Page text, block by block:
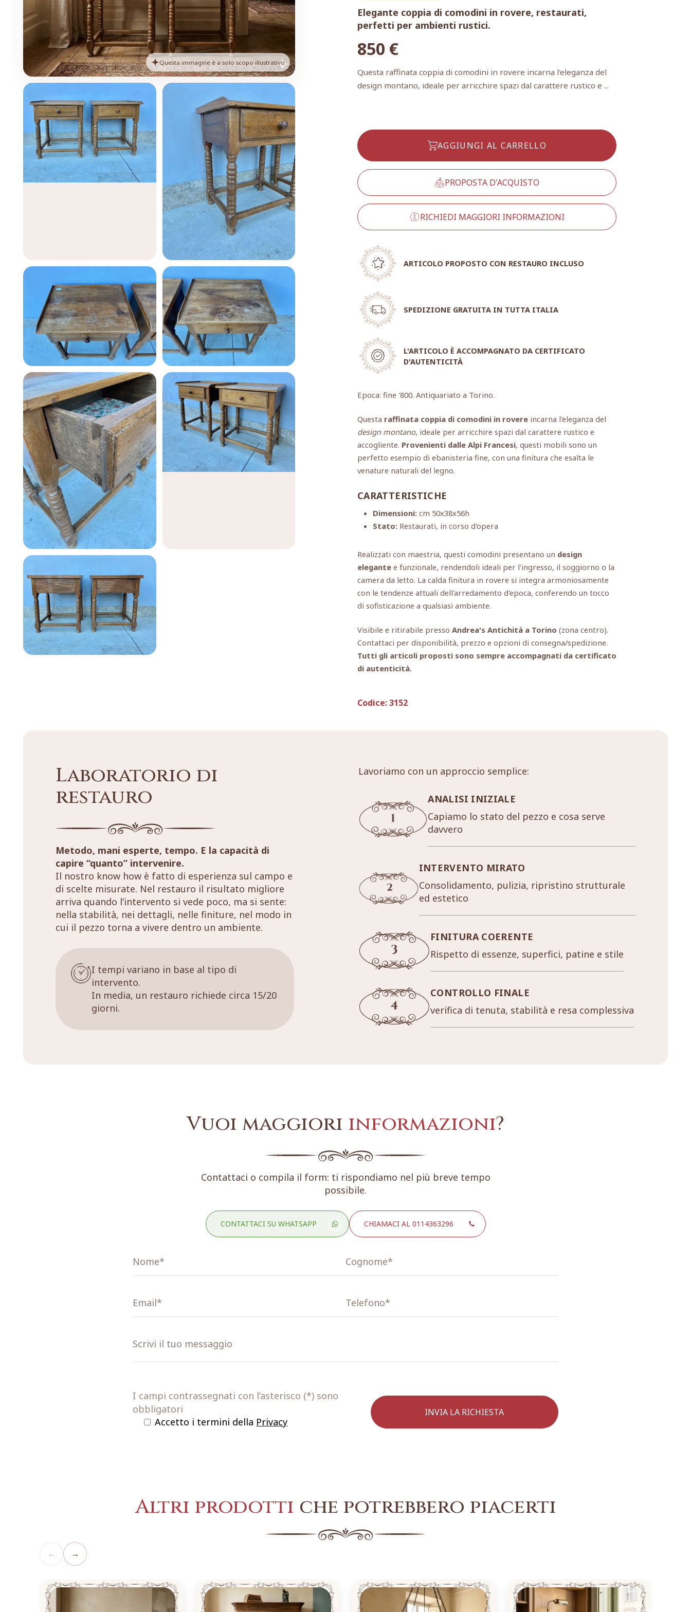
Questa immagine è a solo scopo illustrativo
Elegante coppia di comodini in rovere, restaurati,
perfetti per ambienti rustici.
850 €
Questa raffinata coppia di comodini in rovere incarna l'eleganza del
design montano, ideale per arricchire spazi dal carattere rustico e ...
AGGIUNGI AL CARRELLO
PROPOSTA D'ACQUISTO
RICHIEDI MAGGIORI INFORMAZIONI
ARTICOLO PROPOSTO CON RESTAURO INCLUSO
SPEDIZIONE GRATUITA IN TUTTA ITALIA
L'ARTICOLO È ACCOMPAGNATO DA CERTIFICATO
D'AUTENTICITÀ
Epoca: fine '800. Antiquariato a Torino.
Questa raffinata coppia di comodini in rovere incarna l'eleganza del
design montano, ideale per arricchire spazi dal carattere rustico e
accogliente. Provenienti dalle Alpi Francesi, questi mobili sono un
perfetto esempio di ebanisteria fine, con una finitura che esalta le
venature naturali del legno.
CARATTERISTICHE
Dimensioni: cm 50x38x56h
Stato: Restaurati, in corso d'opera
Realizzati con maestria, questi comodini presentano un design
elegante e funzionale, rendendoli ideali per l'ingresso, il soggiorno o la
camera da letto. La calda finitura in rovere si integra armoniosamente
con le tendenze attuali dell'arredamento d'epoca, conferendo un tocco
di sofisticazione a qualsiasi ambiente.
Visibile e ritirabile presso Andrea's Antichità a Torino (zona centro).
Contattaci per disponibilità, prezzo e opzioni di consegna/spedizione.
Tutti gli articoli proposti sono sempre accompagnati da certificato
di autenticità.
Codice:3152
Laboratorio di
restauro
Metodo, mani esperte, tempo. E la capacità di
capire “quanto” intervenire.
Il nostro know how è fatto di esperienza sul campo e
di scelte misurate. Nel restauro il risultato migliore
arriva quando l’intervento si vede poco, ma si sente:
nella stabilità, nei dettagli, nelle finiture, nel modo in
cui il pezzo torna a vivere dentro un ambiente.
I tempi variano in base al tipo di
intervento.
In media, un restauro richiede circa 15/20
giorni.
Lavoriamo con un approccio semplice:
ANALISI INIZIALE
Capiamo lo stato del pezzo e cosa serve
davvero
INTERVENTO MIRATO
Consolidamento, pulizia, ripristino strutturale
ed estetico
FINITURA COERENTE
Rispetto di essenze, superfici, patine e stile
CONTROLLO FINALE
verifica di tenuta, stabilità e resa complessiva
Vuoi maggiori informazioni?
Contattaci o compila il form: ti rispondiamo nel più breve tempo
possibile.
CONTATTACI SU WHATSAPP CHIAMACI AL 0114363296
I campi contrassegnati con l’asterisco (*) sono
obbligatori
Accetto i termini della Privacy
Altri prodotti che potrebbero piacerti
← →